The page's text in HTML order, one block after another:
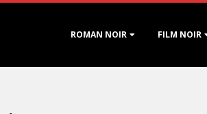
ROMAN NOIR FILM NOIR